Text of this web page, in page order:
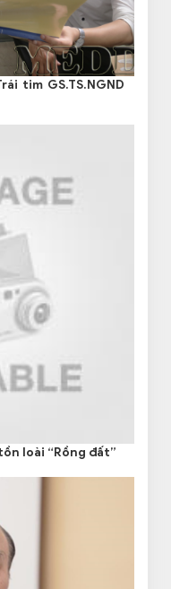
tim GS.TS.NGND
loài “Rồng đất”